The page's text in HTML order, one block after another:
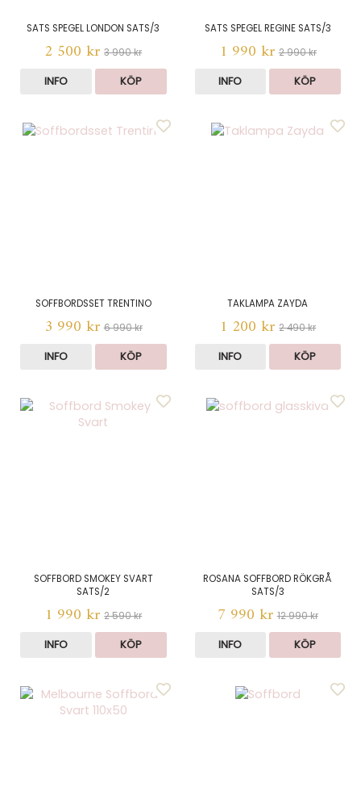
SATS SPEGEL LONDON SATS/3
2 500 kr 3 990 kr
INFO KÖP
SATS SPEGEL REGINE SATS/3
1 990 kr 2 990 kr
INFO KÖP
SOFFBORDSSET TRENTINO
3 990 kr 6 990 kr
INFO KÖP
TAKLAMPA ZAYDA
1 200 kr 2 490 kr
INFO KÖP
SOFFBORD SMOKEY SVART
SATS/2
1 990 kr 2 590 kr
INFO KÖP
ROSANA SOFFBORD RÖKGRÅ
SATS/3
7 990 kr 12 990 kr
INFO KÖP